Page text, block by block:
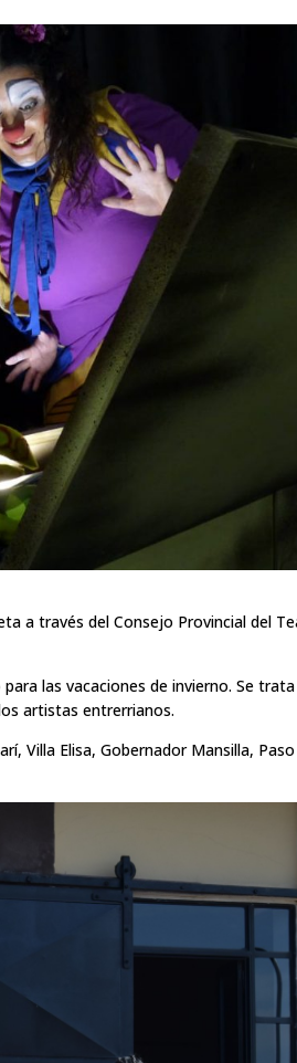
a través del Consejo Provincial del
las vacaciones de invierno. Se
artistas entrerrianos.
Villa Elisa, Gobernador Mansilla,